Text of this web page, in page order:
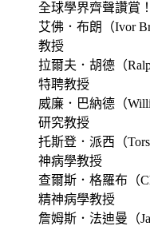
全球學界齊聲讚賞！
艾佛．布朗（Ivor
教授
拉爾夫．胡德（
特聘教授
威廉．巴納德（
研究教授
托斯登．派西（
神病學教授
查爾斯．格羅布（
精神病學教授
詹姆斯．法迪曼（